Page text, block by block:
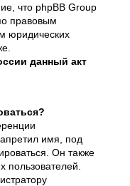
что phpBB Group
правовым
юридических
данный акт
имя, под
Он также
пользователей.